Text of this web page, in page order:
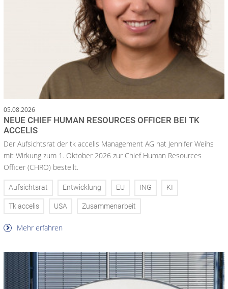
05.08.2026
NEUE CHIEF HUMAN RESOURCES OFFICER BEI TK
ACCELIS
Der Aufsichtsrat der tk accelis Management AG hat Jennifer Weihs
mit Wirkung zum 1. Oktober 2026 zur Chief Human Resources
Officer (CHRO) bestellt.
Aufsichtsrat Entwicklung EU ING KI
Tk accelis USA Zusammenarbeit
Mehr erfahren